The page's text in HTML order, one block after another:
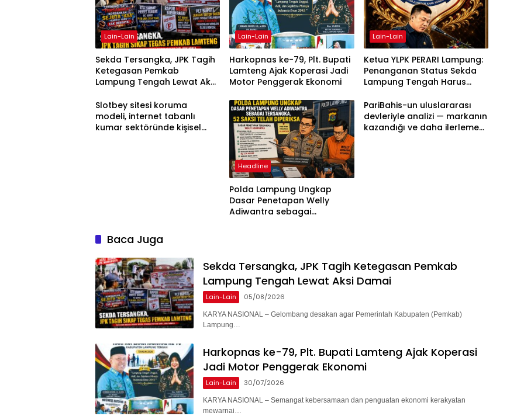
Lain-Lain
Sekda Tersangka, JPK Tagih
Ketegasan Pemkab
Lampung Tengah Lewat Aksi
Lain-Lain
Harkopnas ke-79, Plt. Bupati
Lamteng Ajak Koperasi Jadi
Motor Penggerak Ekonomi
Lain-Lain
Ketua YLPK PERARI Lampung:
Penanganan Status Sekda
Lampung Tengah Harus
Tekanan Opini
Slotbey sitesi koruma
modeli, internet tabanlı
kumar sektöründe kişisel
Headline
Polda Lampung Ungkap
Dasar Penetapan Welly
Adiwantra sebagai
PariBahis-un uluslararası
devleriyle analizi — markanın
kazandığı ve daha ilerlemesi
Baca Juga
Sekda Tersangka, JPK Tagih Ketegasan Pemkab
Lampung Tengah Lewat Aksi Damai
Lain-Lain 05/08/2026
KARYA NASIONAL – Gelombang desakan agar Pemerintah Kabupaten (Pemkab)
Lampung…
Harkopnas ke-79, Plt. Bupati Lamteng Ajak Koperasi
Jadi Motor Penggerak Ekonomi
Lain-Lain 30/07/2026
KARYA NASIONAL – Semangat kebersamaan dan penguatan ekonomi kerakyatan
mewarnai…